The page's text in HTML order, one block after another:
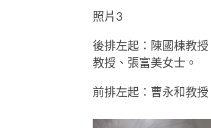
照片3
後排左起：陳國棟教
教授、張富美女士。
前排左起：曹永和教授